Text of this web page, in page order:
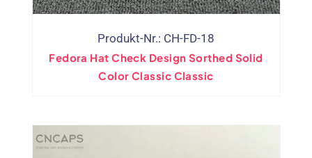
Produkt-Nr.: CH-FD-18
Fedora Hat Check Design Sorthed Solid
Color Classic Classic